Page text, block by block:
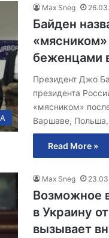
Max Sneg
Байден
«мясником»
беженцами
Президент Джо
президента
«мясником»
Варшаве,
Read More »
Max Sneg
Возможное
в Украину
вызывает